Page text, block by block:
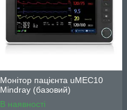
Монітор пацієнта uMEC10
Mindray (базовий)
В наявності